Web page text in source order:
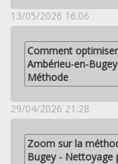
13/05/2026 16:06
Comment
Ambérieu-en-
Méthode
29/04/2026 21:28
Zoom sur la
Bugey - Nettoyage